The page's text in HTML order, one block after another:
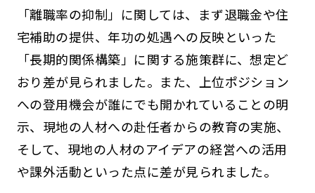
「離職率の抑制」に関しては、まず退職金や住
宅補助の提供、年功の処遇への反映といった
「長期的関係構築」に関する施策群に、想定ど
おり差が見られました。また、上位ポジション
への登用機会が誰にでも開かれていることの明
示、現地の人材への赴任者からの教育の実施、
そして、現地の人材のアイデアの経営への活用
や課外活動といった点に差が見られました。